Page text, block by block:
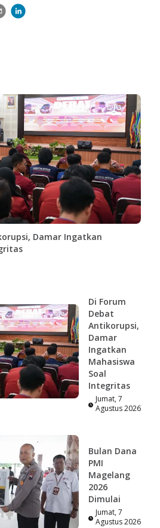
Damar Ingatkan
Di Forum
Debat
Antikorupsi,
Damar
Ingatkan
Mahasiswa
Soal
Integritas
Jumat, 7
Agustus 2026
Bulan Dana
PMI
Magelang
2026
Dimulai
Jumat, 7
Agustus 2026